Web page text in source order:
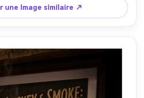
haute résolution-AR 4:5
une Image similaire ↗